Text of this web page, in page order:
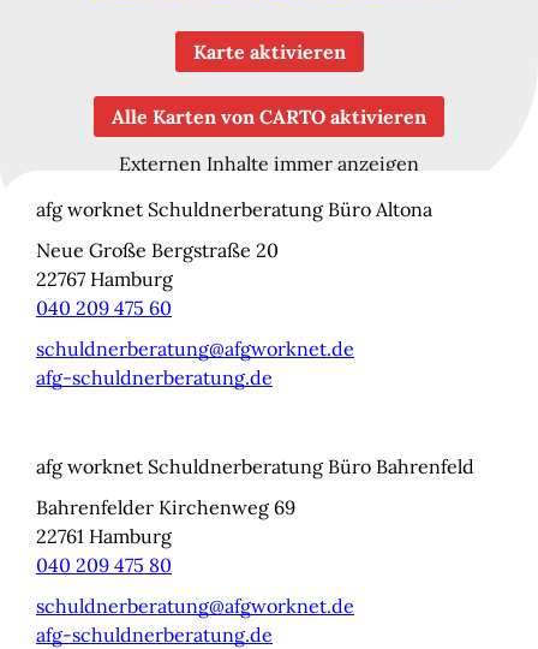
Karte aktivieren
Alle Karten von CARTO aktivieren
Externen Inhalte immer anzeigen
afg worknet Schuldnerberatung Büro Altona
Neue Große Bergstraße 20
22767 Hamburg
040 209 475 60
schuldnerberatung@afgworknet.de
afg-schuldnerberatung.de
afg worknet Schuldnerberatung Büro Bahrenfeld
Bahrenfelder Kirchenweg 69
22761 Hamburg
040 209 475 80
schuldnerberatung@afgworknet.de
afg-schuldnerberatung.de